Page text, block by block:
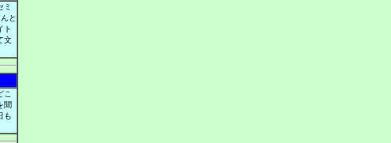
ミ
と
ト
文
こ
聞
も